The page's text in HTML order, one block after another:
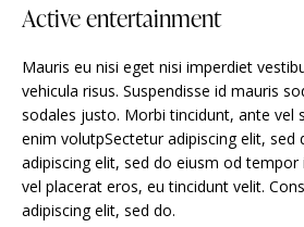
Active entertainment
Mauris eu nisi eget nisi imperdiet
vehicula risus. Suspendisse id mauris
sodales justo. Morbi tincidunt, ante vel
enim volutpSectetur adipiscing elit,
adipiscing elit, sed do eiusm od
vel placerat eros, eu tincidunt velit.
adipiscing elit, sed do.